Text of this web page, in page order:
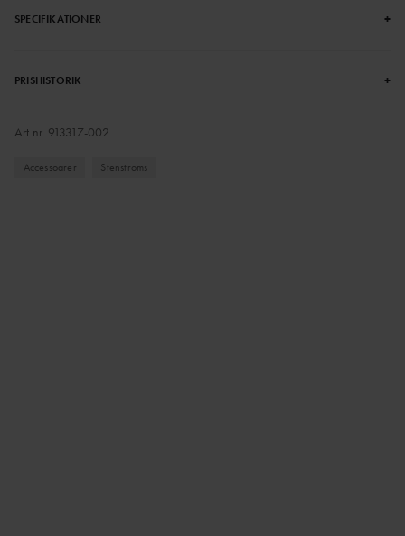
SPECIFIKATIONER +
PRISHISTORIK +
Art.nr. 913317-002
Accessoarer Stenströms